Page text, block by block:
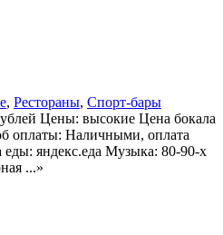
, Рестораны, Спорт-бары
Цены: высокие Цена бокала
оплаты: Наличными, оплата
еды: яндекс.еда Музыка: 80-90-х
...»